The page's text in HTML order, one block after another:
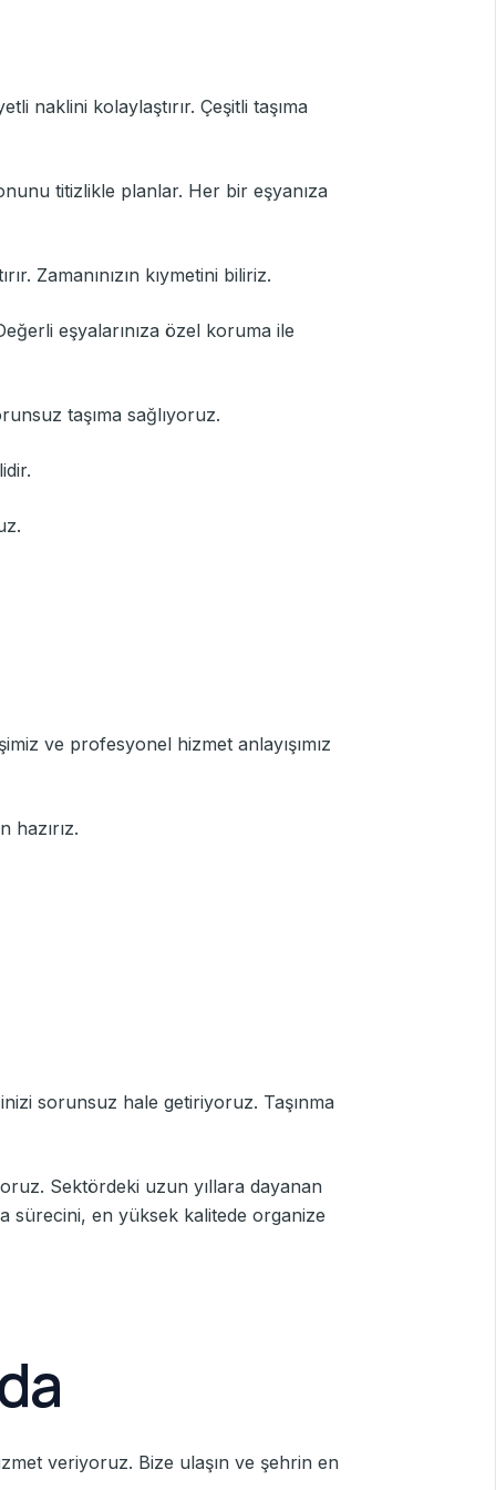
naklini kolaylaştırır. Çeşitli taşıma
titizlikle planlar. Her bir eşyanıza
Zamanınızın kıymetini biliriz.
eşyalarınıza özel koruma ile
taşıma sağlıyoruz.
ve profesyonel hizmet anlayışımız
hazırız.
sorunsuz hale getiriyoruz. Taşınma
Sektördeki uzun yıllara dayanan
sürecini, en yüksek kalitede organize
veriyoruz. Bize ulaşın ve şehrin en